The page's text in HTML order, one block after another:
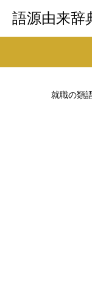
語源由来辞
就職の類